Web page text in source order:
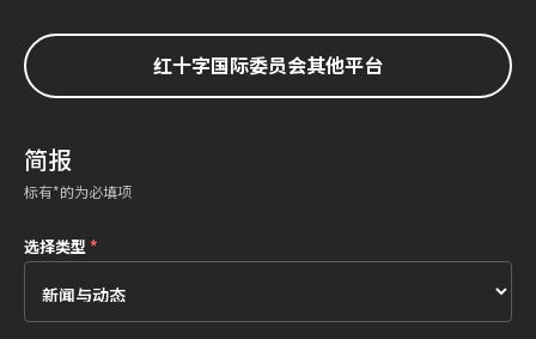
红十字国际委员会其他平台
简报
标有*的为必填项
选择类型*